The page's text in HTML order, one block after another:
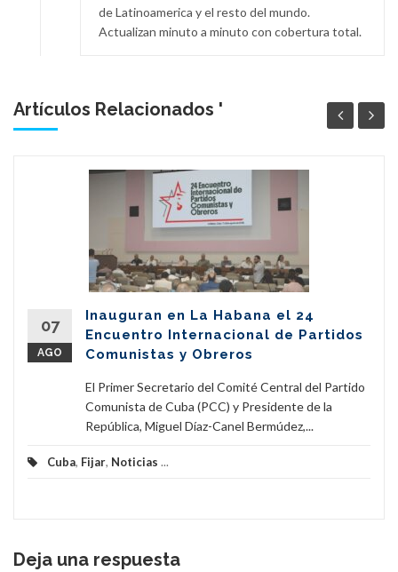
de Latinoamerica y el resto del mundo.
Actualizan minuto a minuto con cobertura total.
Artículos Relacionados '
07
AGO
Inauguran en La Habana el 24
Encuentro Internacional de Partidos
Comunistas y Obreros
El Primer Secretario del Comité Central del Partido
Comunista de Cuba (PCC) y Presidente de la
República, Miguel Díaz-Canel Bermúdez,...
Cuba, Fijar, Noticias ...
Deja una respuesta